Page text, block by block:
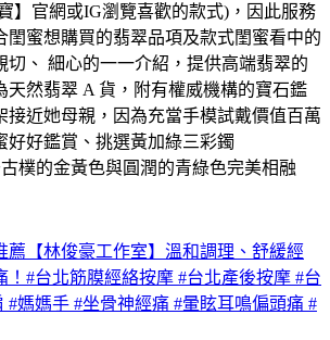
】官網或IG瀏覽喜歡的款式)，因此服務
閨蜜想購買的翡翠品項及款式閨蜜看中的
切、 細心的一一介紹，提供高端翡翠的
天然翡翠 A 貨，附有權威機構的寶石鑑
接近她母親，因為充當手模試戴價值百萬
好好鑑賞、挑選黃加綠三彩鐲
樸的金黃色與圓潤的青綠色完美相融
薦【林俊豪工作室】溫和調理、舒緩經
！#台北筋膜經絡按摩 #台北產後按摩 #台
#媽媽手 #坐骨神經痛 #暈眩耳鳴偏頭痛 #